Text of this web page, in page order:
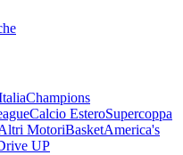
Champions
Calcio EsteroSupercoppa
MotoriBasketAmerica's
UP